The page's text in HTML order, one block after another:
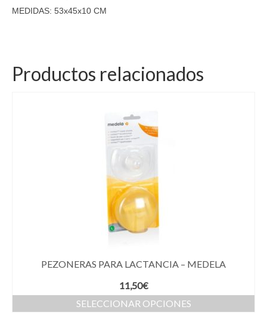
MEDIDAS: 53x45x10 CM
Productos relacionados
PEZONERAS PARA LACTANCIA – MEDELA
11,50€
SELECCIONAR OPCIONES